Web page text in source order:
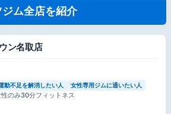
ム全店を紹介
ン名取店
動不足を解消したい人 女性専用ジムに通いたい人
のみ30分フィットネス